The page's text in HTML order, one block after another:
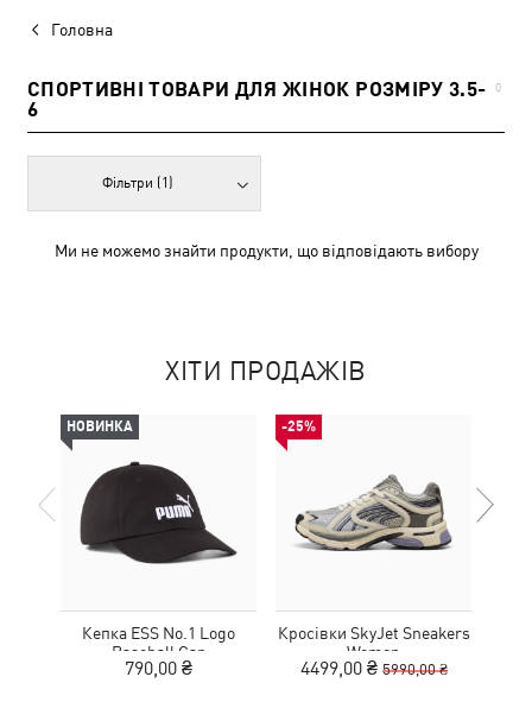
Головна
СПОРТИВНІ ТОВАРИ ДЛЯ ЖІНОК РОЗМІРУ 3.5-
6
0
Фільтри (1)
Ми не можемо знайти продукти, що відповідають вибору
ХІТИ ПРОДАЖІВ
НОВИНКА
Кепка ESS No.1 Logo
Baseball Cap
790,00 ₴
-25%
Кросівки SkyJet Sneakers
Women
4499,00 ₴ 5990,00 ₴